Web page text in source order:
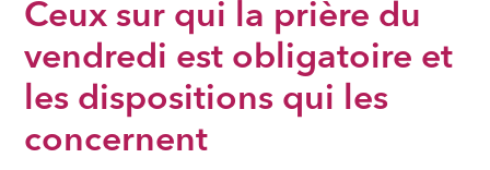
Ceux sur qui la prière du
vendredi est obligatoire et
les dispositions qui les
concernent